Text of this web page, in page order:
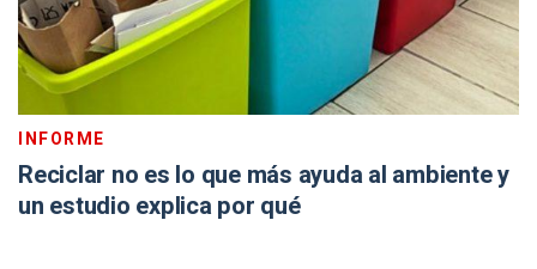
INFORME
Reciclar no es lo que más ayuda al ambiente y
un estudio explica por qué